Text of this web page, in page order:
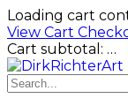
Loading cart
View Cart
Cart subtotal: …